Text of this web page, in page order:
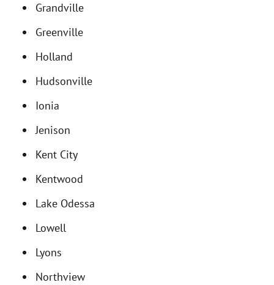
Grandville
Greenville
Holland
Hudsonville
Ionia
Jenison
Kent City
Kentwood
Lake Odessa
Lowell
Lyons
Northview